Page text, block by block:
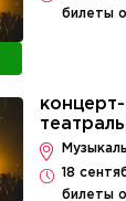
билеты
18
билеты